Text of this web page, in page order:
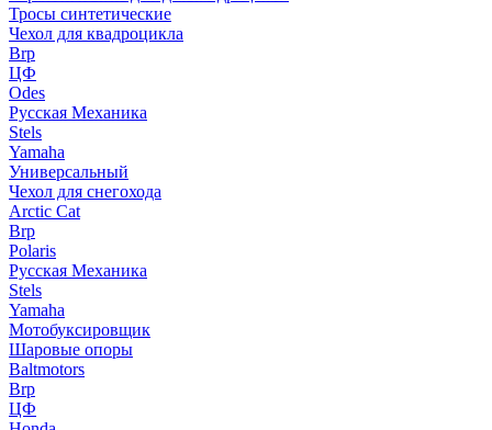
Тросы синтетические
Чехол для квадроцикла
Brp
ЦФ
Odes
Русская Механика
Stels
Yamaha
Универсальный
Чехол для снегохода
Arctic Cat
Brp
Polaris
Русская Механика
Stels
Yamaha
Мотобуксировщик
Шаровые опоры
Baltmotors
Brp
ЦФ